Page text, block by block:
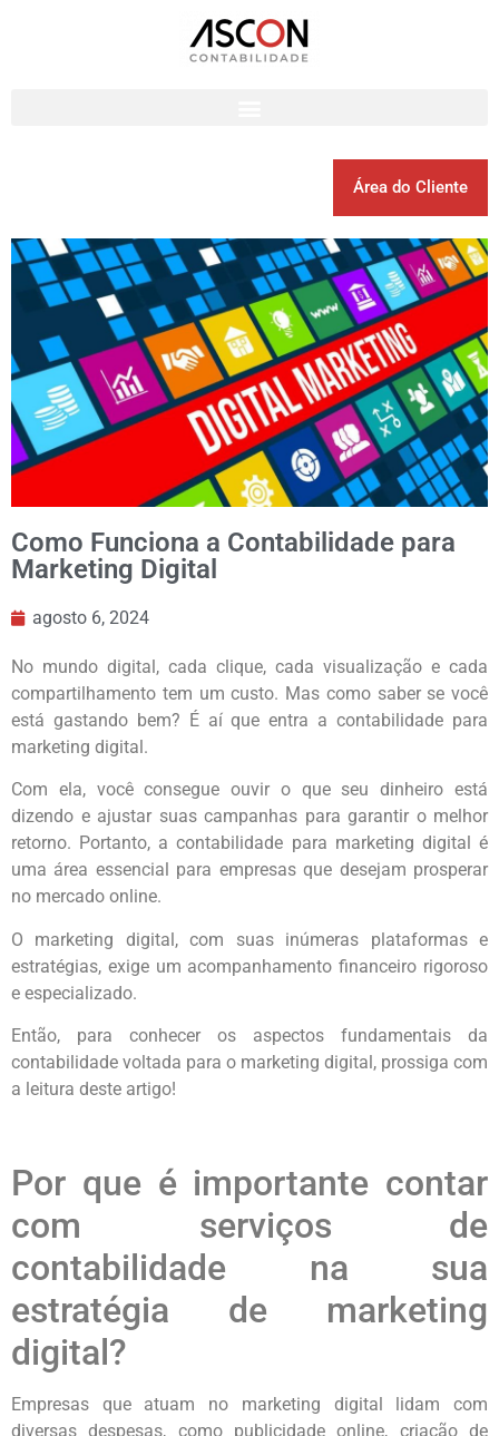
Área do Cliente
Como Funciona a Contabilidade para
Marketing Digital
agosto 6, 2024
No mundo digital, cada clique, cada visualização e cada
compartilhamento tem um custo. Mas como saber se você
está gastando bem? É aí que entra a contabilidade para
marketing digital.
Com ela, você consegue ouvir o que seu dinheiro está
dizendo e ajustar suas campanhas para garantir o melhor
retorno. Portanto, a contabilidade para marketing digital é
uma área essencial para empresas que desejam prosperar
no mercado online.
O marketing digital, com suas inúmeras plataformas e
estratégias, exige um acompanhamento financeiro rigoroso
e especializado.
Então, para conhecer os aspectos fundamentais da
contabilidade voltada para o marketing digital, prossiga com
a leitura deste artigo!
Por que é importante contar
com serviços de
contabilidade na sua
estratégia de marketing
digital?
Empresas que atuam no marketing digital lidam com
diversas despesas, como publicidade online, criação de